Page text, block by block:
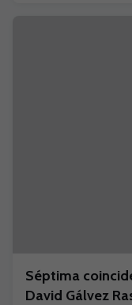
Séptima
David Gálvez